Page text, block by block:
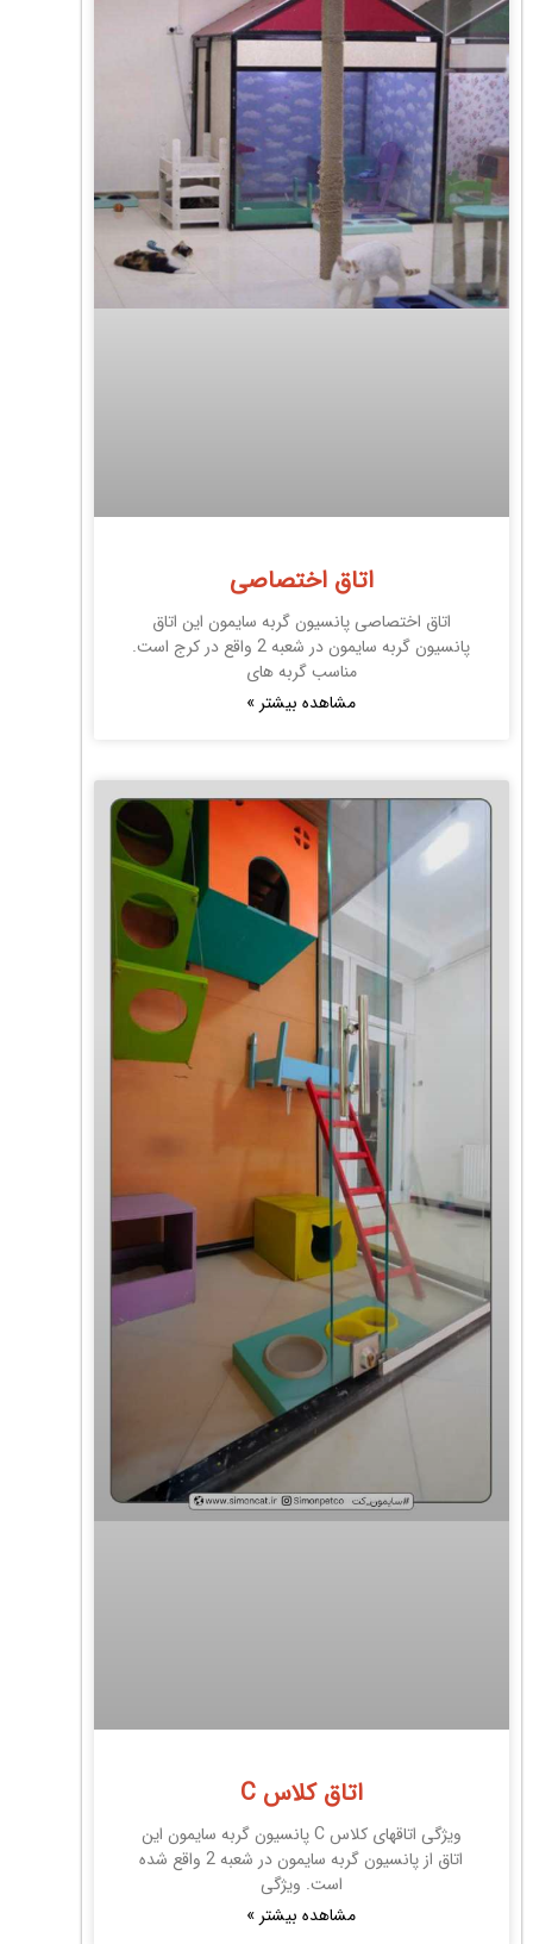
اتاق اختصاصی
اتاق اختصاصی پانسیون گربه سایمون این اتاق
پانسیون گربه سایمون در شعبه 2 واقع در کرج است.
مناسب گربه های
مشاهده بیشتر »
اتاق کلاس C
ویژگی اتاقهای کلاس C پانسیون گربه سایمون این
اتاق از پانسیون گربه سایمون در شعبه 2 واقع شده
است. ویژگی
مشاهده بیشتر »